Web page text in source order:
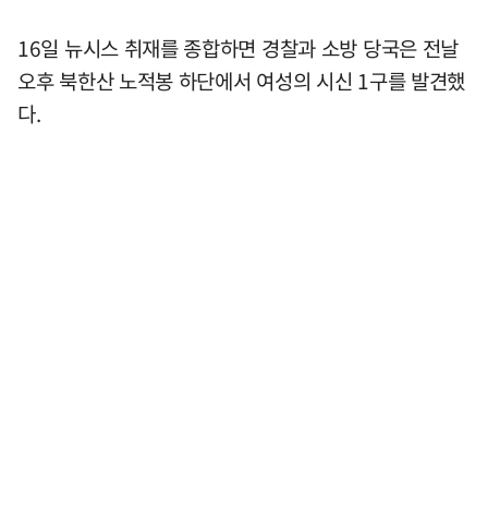
16일 뉴시스 취재를 종합하면 경찰과 소방 당국은 전날
오후 북한산 노적봉 하단에서 여성의 시신 1구를 발견했
다.